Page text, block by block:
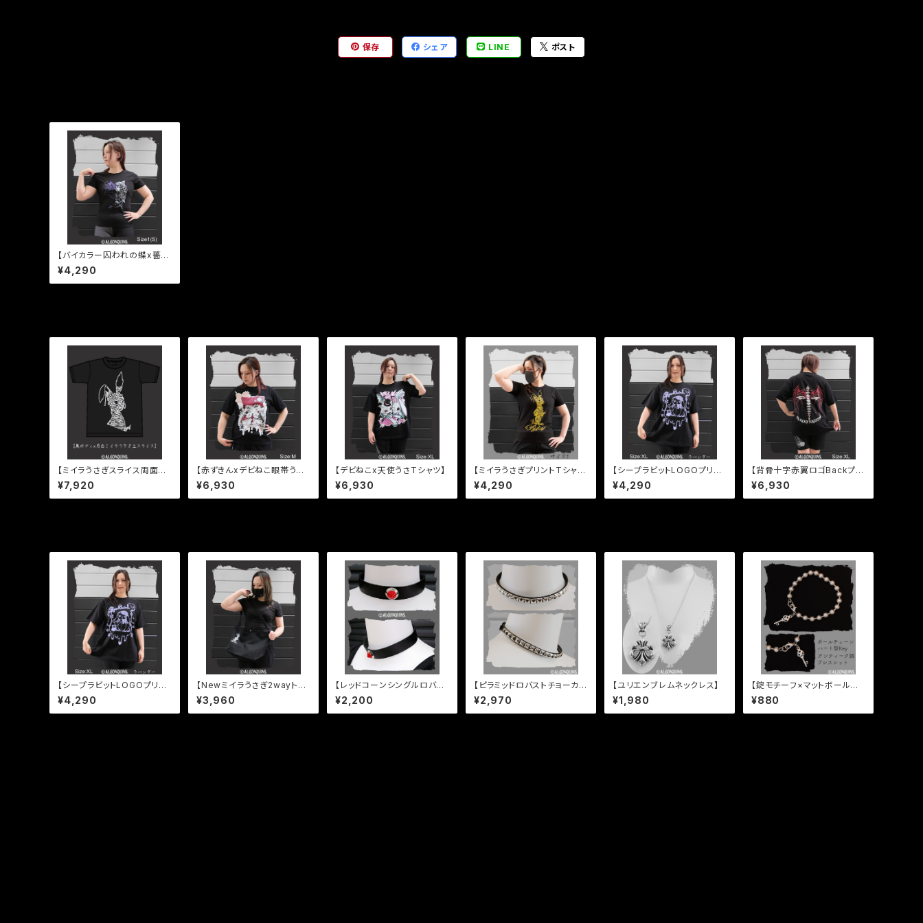
保存 シェア LINE ポスト
【バイカラー囚われの蝶x薔薇
Tシャツ】
¥4,290
【ミイラうさぎスライス両面プ
リントTシャツ】
¥7,920
【赤ずきんxデビねこ眼帯うさ
Tシャツ】
¥6,930
【デビねこx天使うさTシャツ】
¥6,930
【ミイラうさぎプリントTシャツ
進化版】
¥4,290
【シープラビットLOGOプリン
トTシャツ】
¥4,290
【背骨十字赤翼ロゴBackプリ
ントTシャツ】
¥6,930
【シープラビットLOGOプリン
トTシャツ】
¥4,290
【Newミイラうさぎ2wayトー
トバッグ】
¥3,960
【レッドコーンシングルロバス
トチョーカー】
¥2,200
【ピラミッドロバストチョーカ
ー】
¥2,970
【ユリエンブレムネックレス】
¥1,980
【錠モチーフ×マットボールチ
ェーンブレスレット】
¥880